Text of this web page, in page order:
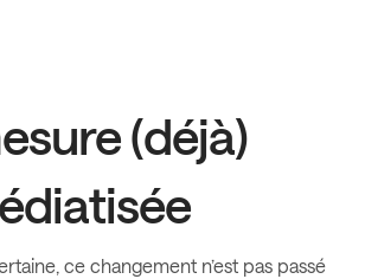
(déjà)
ce changement n’est pas passé